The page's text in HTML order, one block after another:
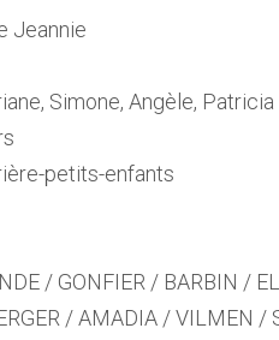
Jeannie
Simone, Angèle, Patricia
petits-enfants
/ GONFIER / BARBIN /
/ AMADIA / VILMEN /